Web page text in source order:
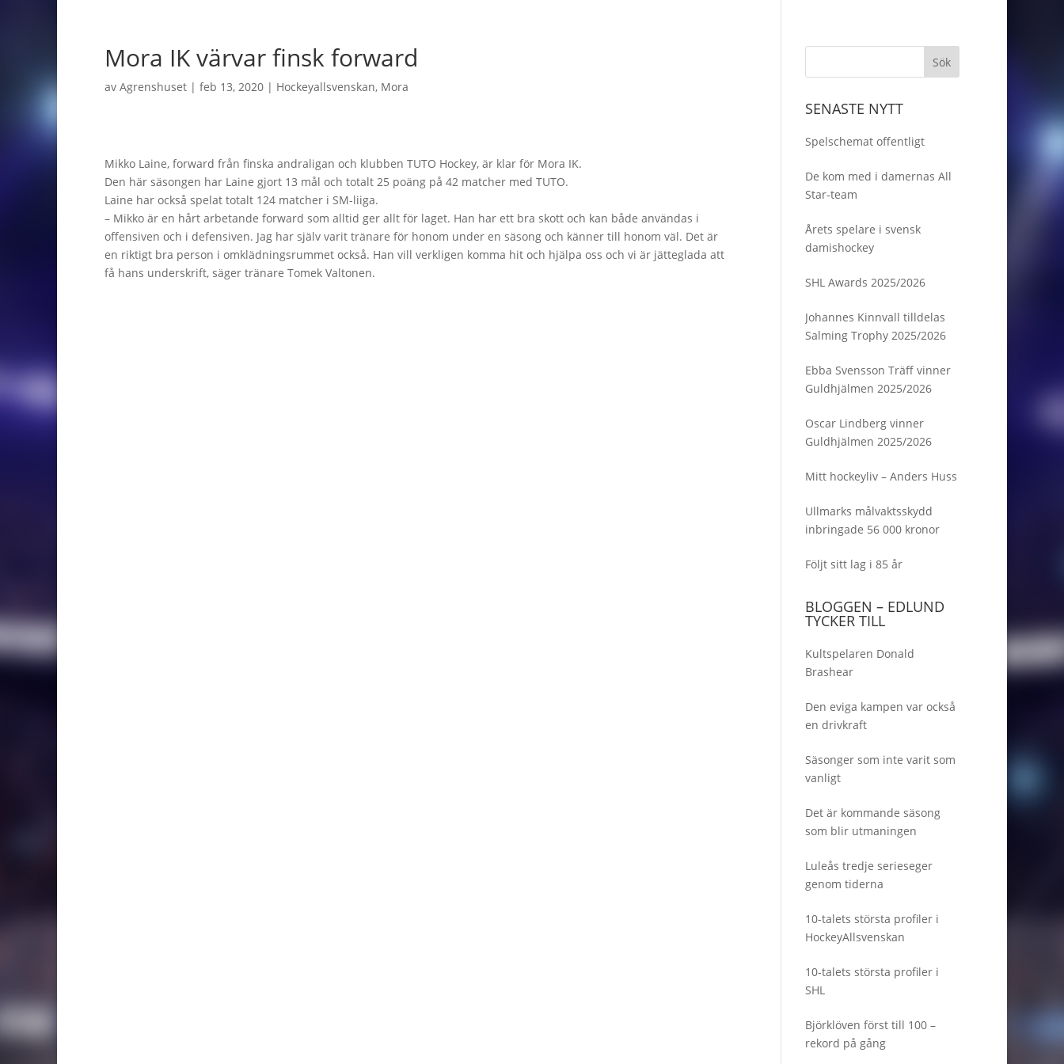
Mora IK värvar finsk forward
av Agrenshuset | feb 13, 2020 | Hockeyallsvenskan, Mora
Mikko Laine, forward från finska andraligan och klubben TUTO Hockey, är klar för Mora IK.
Den här säsongen har Laine gjort 13 mål och totalt 25 poäng på 42 matcher med TUTO.
Laine har också spelat totalt 124 matcher i SM-liiga.
– Mikko är en hårt arbetande forward som alltid ger allt för laget. Han har ett bra skott och kan både användas i
offensiven och i defensiven. Jag har själv varit tränare för honom under en säsong och känner till honom väl. Det är
en riktigt bra person i omklädningsrummet också. Han vill verkligen komma hit och hjälpa oss och vi är jätteglada att
få hans underskrift, säger tränare Tomek Valtonen.
SENASTE NYTT
Spelschemat offentligt
De kom med i damernas All
Star-team
Årets spelare i svensk
damishockey
SHL Awards 2025/2026
Johannes Kinnvall tilldelas
Salming Trophy 2025/2026
Ebba Svensson Träff vinner
Guldhjälmen 2025/2026
Oscar Lindberg vinner
Guldhjälmen 2025/2026
Mitt hockeyliv – Anders Huss
Ullmarks målvaktsskydd
inbringade 56 000 kronor
Följt sitt lag i 85 år
BLOGGEN – EDLUND
TYCKER TILL
Kultspelaren Donald
Brashear
Den eviga kampen var också
en drivkraft
Säsonger som inte varit som
vanligt
Det är kommande säsong
som blir utmaningen
Luleås tredje serieseger
genom tiderna
10-talets största profiler i
HockeyAllsvenskan
10-talets största profiler i
SHL
Björklöven först till 100 –
rekord på gång